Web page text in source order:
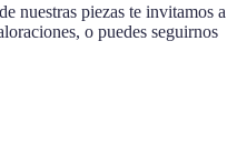
nuestras piezas te invitamos a
o puedes seguirnos